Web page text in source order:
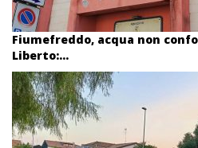
Fiumefreddo, acqua non
Liberto:...